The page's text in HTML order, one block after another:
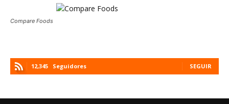
Compare Foods
12,345 Seguidores SEGUIR